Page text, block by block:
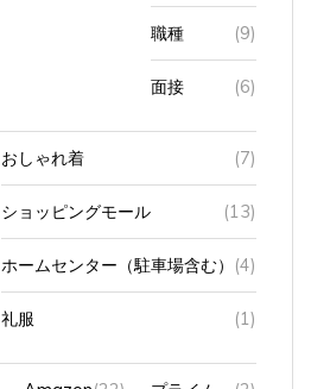
面接 (6)
おしゃれ着 (7)
ショッピングモール (13)
ホームセンター（駐車場含む）(4)
礼服 (1)
Amazon(22) プライム
ビデオ
(2)